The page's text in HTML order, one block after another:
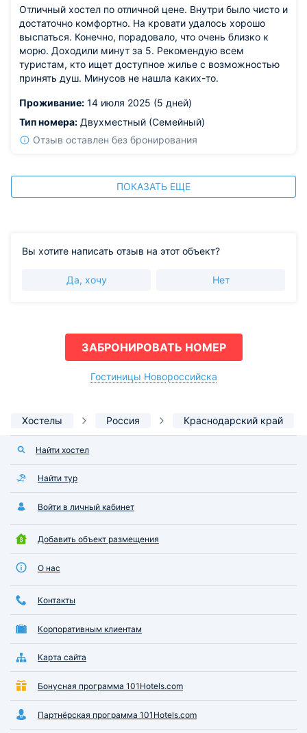
Отличный хостел по отличной цене. Внутри было чисто и
достаточно комфортно. На кровати удалось хорошо
выспаться. Конечно, порадовало, что очень близко к
морю. Доходили минут за 5. Рекомендую всем
туристам, кто ищет доступное жилье с возможностью
принять душ. Минусов не нашла каких-то.
Проживание: 14 июля 2025 (5 дней)
Тип номера: Двухместный (Семейный)
Отзыв оставлен без бронирования
ПОКАЗАТЬ ЕЩЕ
Вы хотите написать отзыв на этот объект?
Да, хочу Нет
ЗАБРОНИРОВАТЬ НОМЕР
Гостиницы Новороссийска
Хостелы Россия Краснодарский край
Найти хостел
Найти тур
Войти в личный кабинет
Добавить объект размещения
О нас
Контакты
Корпоративным клиентам
Карта сайта
Бонусная программа 101Hotels.com
Партнёрская программа 101Hotels.com